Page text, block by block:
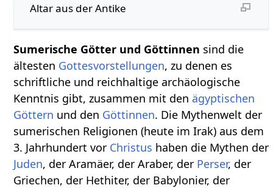
Altar aus der Antike
Sumerische Götter und Göttinnen sind die
ältesten Gottesvorstellungen, zu denen es
schriftliche und reichhaltige archäologische
Kenntnis gibt, zusammen mit den ägyptischen
Göttern und den Göttinnen. Die Mythenwelt der
sumerischen Religionen (heute im Irak) aus dem
3. Jahrhundert vor Christus haben die Mythen der
Juden, der Aramäer, der Araber, der Perser, der
Griechen, der Hethiter, der Babylonier, der